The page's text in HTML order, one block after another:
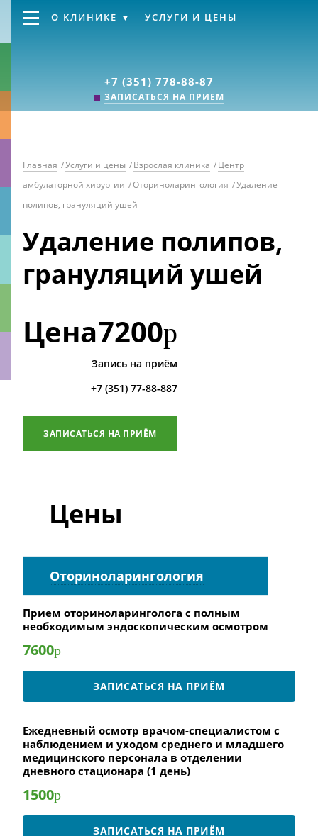
+7 (351) 778-88-87
ЗАПИСАТЬСЯ НА ПРИЕМ
О КЛИНИКЕ УСЛУГИ И ЦЕНЫ
Главная /Услуги и цены /Взрослая клиника /Центр
амбулаторной хирургии /Оториноларингология /Удаление
полипов, грануляций ушей
Удаление полипов,
грануляций ушей
Цена7200р
Запись на приём
+7 (351) 77-88-887
ЗАПИСАТЬСЯ НА ПРИЁМ
Цены
Оториноларингология
Прием оториноларинголога с полным
необходимым эндоскопическим осмотром
7600р
ЗАПИСАТЬСЯ НА ПРИЁМ
Ежедневный осмотр врачом-специалистом с
наблюдением и уходом среднего и младшего
медицинского персонала в отделении
дневного стационара (1 день)
1500р
ЗАПИСАТЬСЯ НА ПРИЁМ